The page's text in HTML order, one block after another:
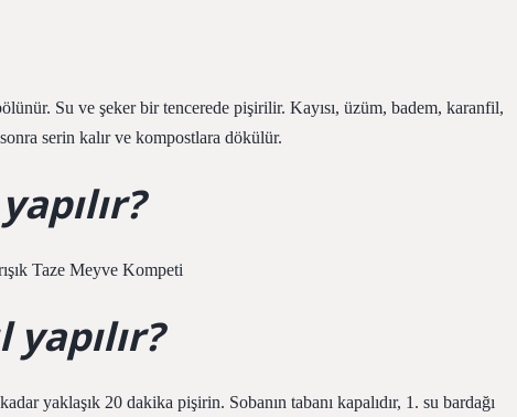
Su ve şeker bir tencerede pişirilir. Kayısı, üzüm, badem, karanfil,
serin kalır ve kompostlara dökülür.
Taze Meyve Kompeti
yapılır?
yaklaşık 20 dakika pişirin. Sobanın tabanı kapalıdır, 1. su bardağı